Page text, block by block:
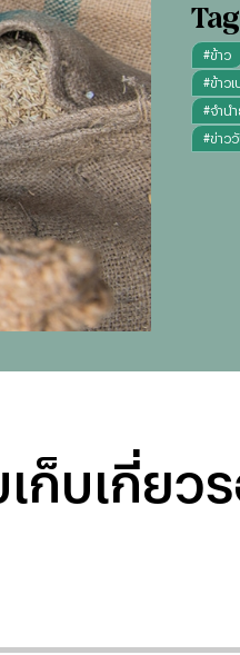
Tag
#ข้าว
#ข้าว
#จำน
#ข่าว
ก็บเกี่ยว